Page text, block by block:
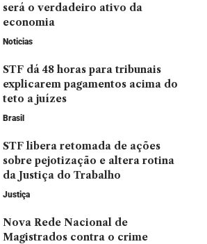
será o verdadeiro ativo da
economia
Noticias
STF dá 48 horas para tribunais
explicarem pagamentos acima do
teto a juízes
Brasil
STF libera retomada de ações
sobre pejotização e altera rotina
da Justiça do Trabalho
Justiça
Nova Rede Nacional de
Magistrados contra o crime